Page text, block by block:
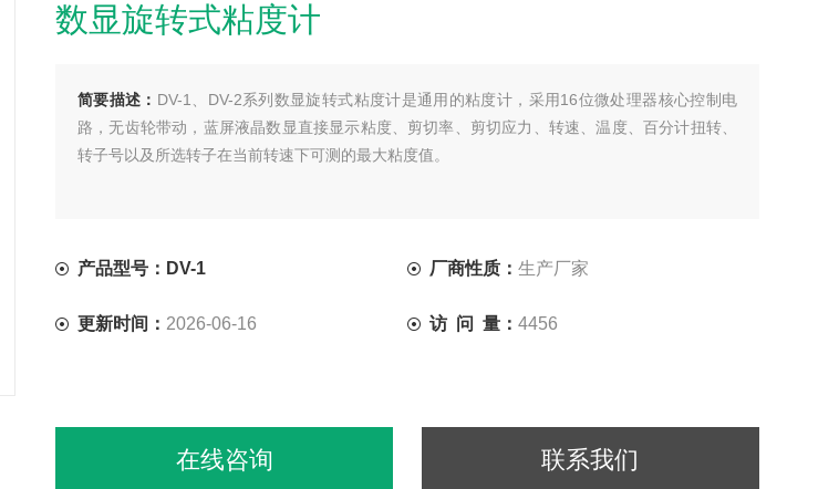
数显旋转式粘度计
简要描述： DV-1、DV-2系列数显旋转式粘度计是通用的粘度计，采用16位微处理器核心控制电
路，无齿轮带动，蓝屏液晶数显直接显示粘度、剪切率、剪切应力、转速、温度、百分计扭转、
转子号以及所选转子在当前转速下可测的最大粘度值。
产品型号：DV-1 厂商性质： 生产厂家
更新时间： 2026-06-16 访 问 量： 4456
在线咨询 联系我们